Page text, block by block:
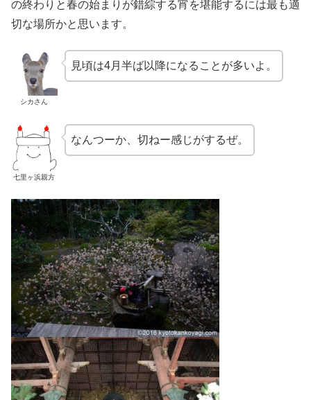
の終わりと春の始まりが錯綜する宵を堪能するには最も適
切な場所かと思います。
シカさん
見頃は4月半ば以降になることが多いよ。
七里ヶ浜親方
なんつーか、切ねー感じがするぜ。